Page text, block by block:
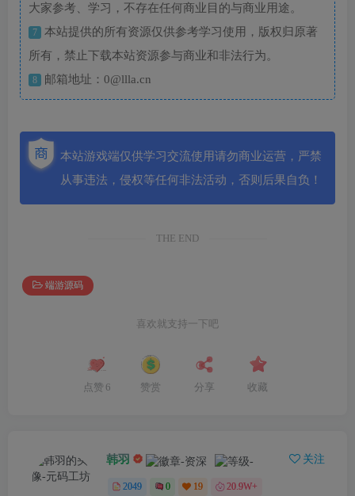
大家参考、学习，不存在任何商业目的与商业用途。
7
本站提供的所有资源仅供参考学习使用，版权归原著
所有，禁止下载本站资源参与商业和非法行为。
8 邮箱地址：0@llla.cn
本站游戏端仅供学习交流使用请勿商业运营，严禁
从事违法，侵权等任何非法活动，否则后果自负！
THE END
端游源码
喜欢就支持一下吧
点赞 6 赞赏 分享 收藏
韩羽 关注
2049 0 19 20.9W+